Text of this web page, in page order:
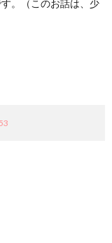
。（このお話は、少